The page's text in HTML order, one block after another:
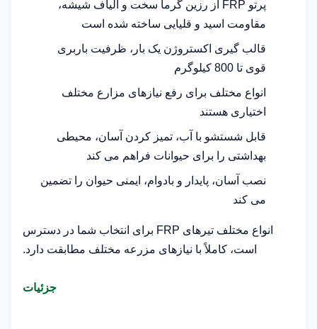
پرتو FRP از رزین گرما سخت و الیاف شیشه،
مقاومت اسید و قلیایی ساخته شده است
قالب گیری اکستروژن یک بار ، ظرفیت باربری
قوی تا 800 کیلوگرم
انواع مختلف برای رفع نیازهای مزارع مختلف
اختیاری هستند
قابل شستشو با آب، تمیز کردن آسان، محیطی
بهداشتی را برای حیوانات فراهم می کند
نصب آسان، پایدار و بادوام، ایمنی حیوان را تضمین
می کند
انواع مختلف تیرهای FRP برای انتخاب شما در دسترس
است، کاملاً با نیازهای مزرعه مختلف مطابقت دارد.
جزئیات